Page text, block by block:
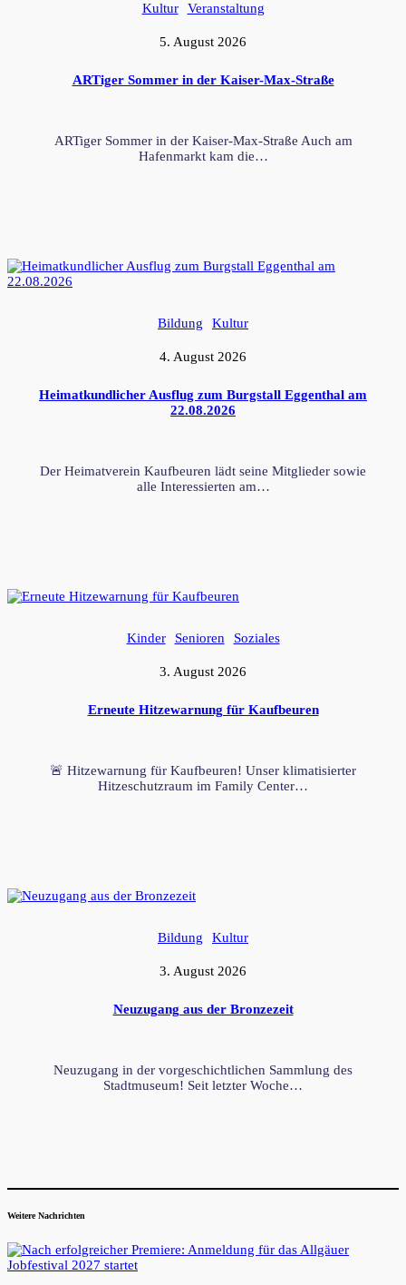
Kultur Veranstaltung
5. August 2026
ARTiger Sommer in der Kaiser-Max-Straße
ARTiger Sommer in der Kaiser-Max-Straße Auch am
Hafenmarkt kam die…
Bildung Kultur
4. August 2026
Heimatkundlicher Ausflug zum Burgstall Eggenthal am
22.08.2026
Der Heimatverein Kaufbeuren lädt seine Mitglieder sowie
alle Interessierten am…
Kinder Senioren Soziales
3. August 2026
Erneute Hitzewarnung für Kaufbeuren
🚨 Hitzewarnung für Kaufbeuren! Unser klimatisierter
Hitzeschutzraum im Family Center…
Bildung Kultur
3. August 2026
Neuzugang aus der Bronzezeit
Neuzugang in der vorgeschichtlichen Sammlung des
Stadtmuseum! Seit letzter Woche…
Weitere Nachrichten